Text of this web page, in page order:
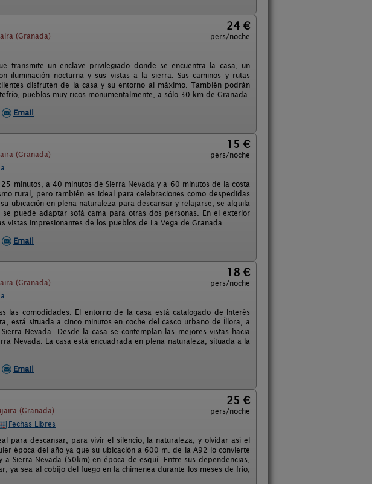
(Granada)
24 €
pers/noche
transmite un enclave privilegiado donde se encuentra la casa, un
nocturna y sus vistas a la sierra. Sus caminos y rutas
disfruten de la casa y su entorno al máximo. También podrán
pueblos muy ricos monumentalmente, a sólo 30 km de Granada.
Email
(Granada)
15 €
pers/noche
minutos, a 40 minutos de Sierra Nevada y a 60 minutos de la costa
rural, pero también es ideal para celebraciones como despedidas
ubicación en plena naturaleza para descansar y relajarse, se alquila
puede adaptar sofá cama para otras dos personas. En el exterior
impresionantes de los pueblos de La Vega de Granada.
Email
(Granada)
18 €
pers/noche
las comodidades. El entorno de la casa está catalogado de Interés
está situada a cinco minutos en coche del casco urbano de Íllora, a
Nevada. Desde la casa se contemplan las mejores vistas hacia
Nevada. La casa está encuadrada en plena naturaleza, situada a la
Email
(Granada)
25 €
pers/noche
Fechas Libres
para descansar, para vivir el silencio, la naturaleza, y olvidar así el
época del año ya que su ubicación a 600 m. de la A92 lo convierte
Sierra Nevada (50km) en época de esquí. Entre sus dependencias,
ya sea al cobijo del fuego en la chimenea durante los meses de frío,